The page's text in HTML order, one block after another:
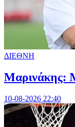
ΔΙΕΘΝΗ
Μαρινάκης:
10-08-2026 22:40